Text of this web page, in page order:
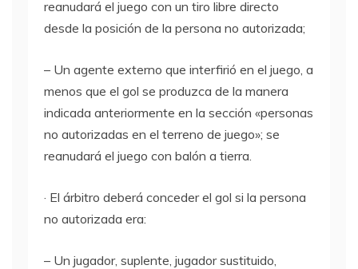
reanudará el juego con un tiro libre directo
desde la posición de la persona no autorizada;
– Un agente externo que interfirió en el juego, a
menos que el gol se produzca de la manera
indicada anteriormente en la sección «personas
no autorizadas en el terreno de juego»; se
reanudará el juego con balón a tierra.
· El árbitro deberá conceder el gol si la persona
no autorizada era:
– Un jugador, suplente, jugador sustituido,